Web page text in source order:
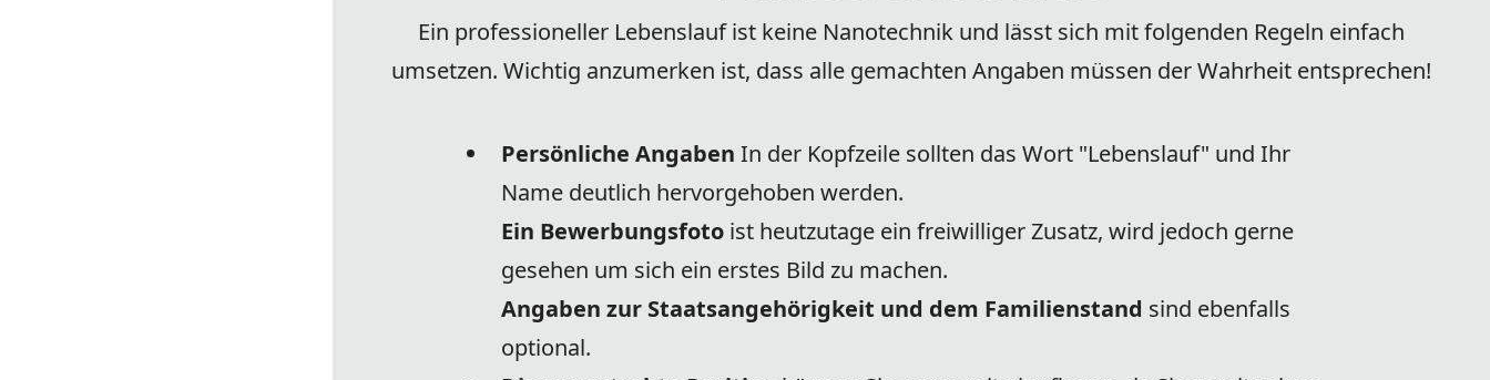
Ein professioneller Lebenslauf ist keine Nanotechnik und lässt sich mit folgenden Regeln einfach
umsetzen. Wichtig anzumerken ist, dass alle gemachten Angaben müssen der Wahrheit entsprechen!
Persönliche Angaben In der Kopfzeile sollten das Wort "Lebenslauf" und Ihr
Name deutlich hervorgehoben werden.
Ein Bewerbungsfoto ist heutzutage ein freiwilliger Zusatz, wird jedoch gerne
gesehen um sich ein erstes Bild zu machen.
Angaben zur Staatsangehörigkeit und dem Familienstand sind ebenfalls
optional.